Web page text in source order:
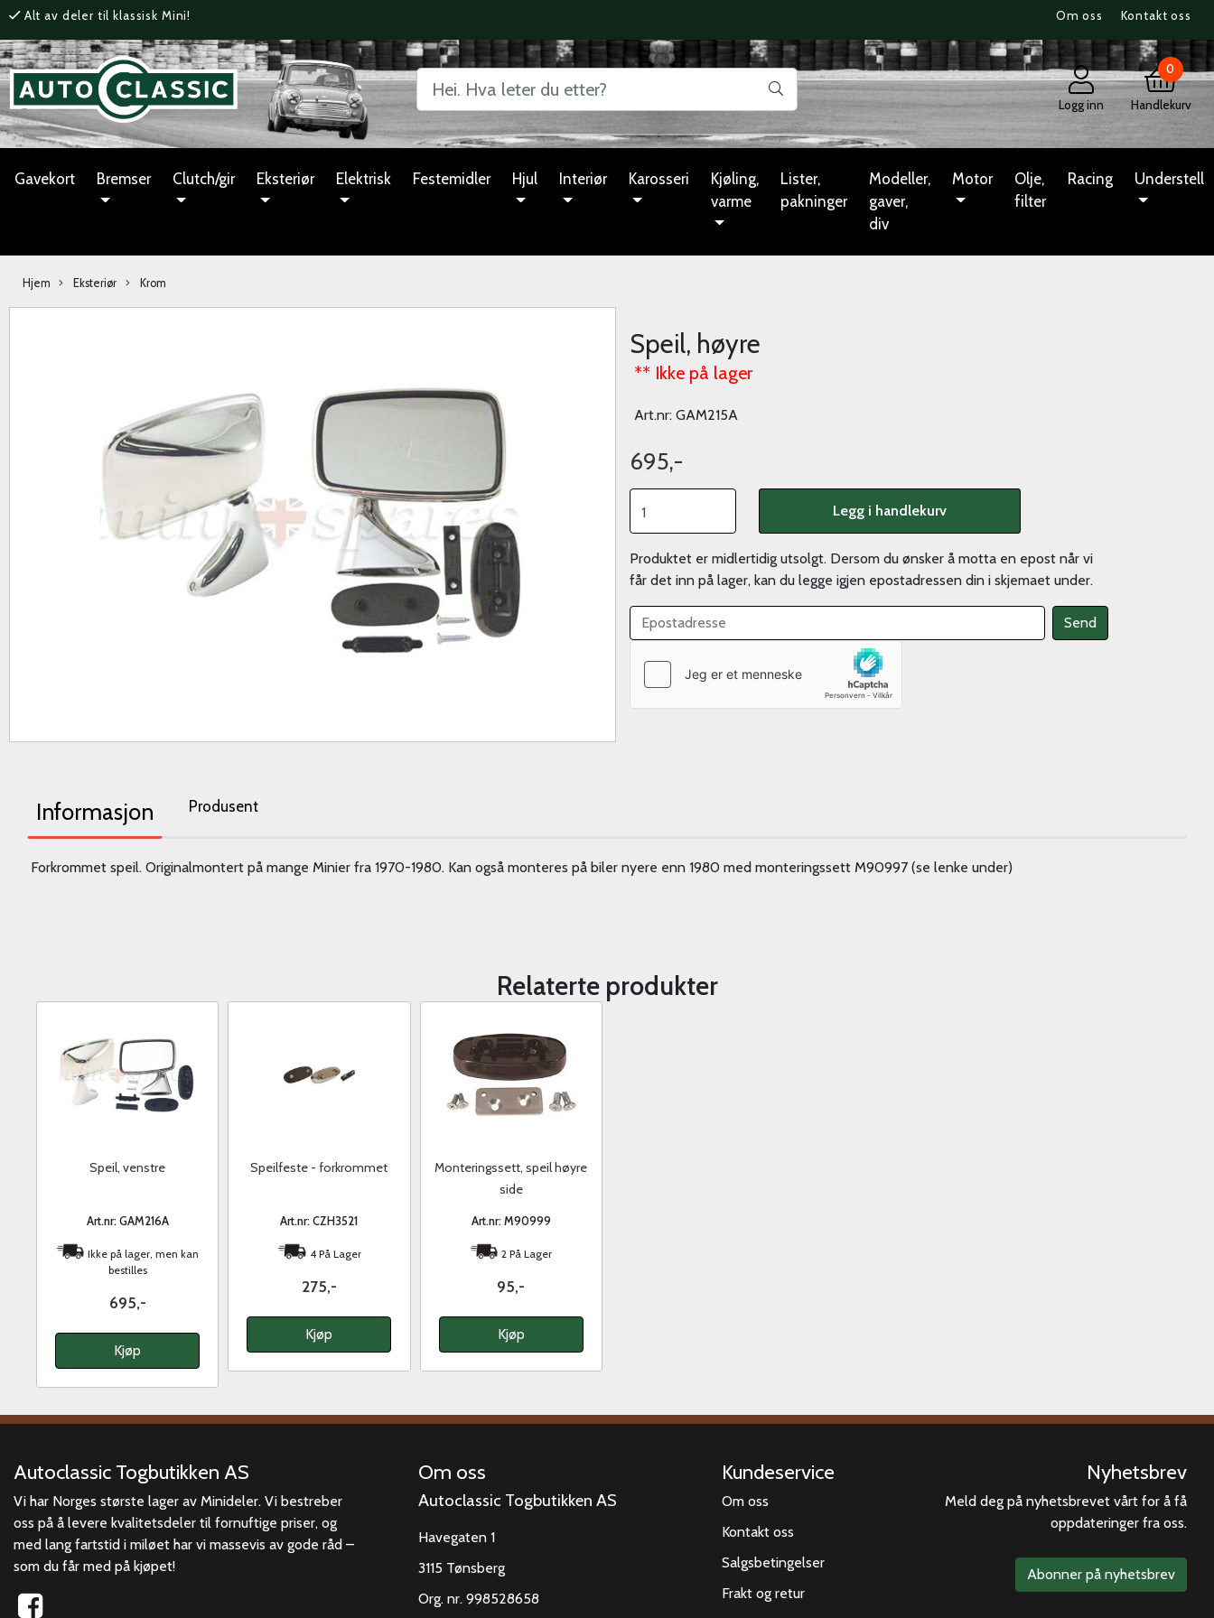
Alt av deler til klassisk Mini! Om oss Kontakt oss
Logg inn
0
Handlekurv
Gavekort Bremser Clutch/gir Eksteriør Elektrisk Festemidler Hjul Interiør Karosseri
Kjøling,
varme
Lister,
pakninger
Modeller,
gaver,
div
Motor
Olje,
filter
Racing Understell
Hjem Eksteriør Krom
Speil, høyre
** Ikke på lager
Art.nr: GAM215A
695,-
Legg i handlekurv
Produktet er midlertidig utsolgt. Dersom du ønsker å motta en epost når vi
får det inn på lager, kan du legge igjen epostadressen din i skjemaet under.
Informasjon Produsent
Forkrommet speil. Originalmontert på mange Minier fra 1970-1980. Kan også monteres på biler nyere enn 1980 med monteringssett M90997 (se lenke under)
Relaterte produkter
Speil, venstre
Art.nr: GAM216A
Ikke på lager, men kan
bestilles
695,-
Kjøp
Speilfeste - forkrommet
Art.nr: CZH3521
4 På Lager
275,-
Kjøp
Monteringssett, speil høyre
side
Art.nr: M90999
2 På Lager
95,-
Kjøp
Autoclassic Togbutikken AS
Vi har Norges største lager av Minideler. Vi bestreber
oss på å levere kvalitetsdeler til fornuftige priser, og
med lang fartstid i miløet har vi massevis av gode råd –
som du får med på kjøpet!
Om oss
Autoclassic Togbutikken AS
Havegaten 1
3115 Tønsberg
Org. nr. 998528658
Kundeservice
Om oss
Kontakt oss
Salgsbetingelser
Frakt og retur
Nyhetsbrev
Meld deg på nyhetsbrevet vårt for å få
oppdateringer fra oss.
Abonner på nyhetsbrev